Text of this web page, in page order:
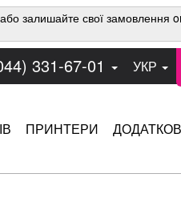
або залишайте свої замовлення
331-67-01 УКР
ПРИНТЕРИ